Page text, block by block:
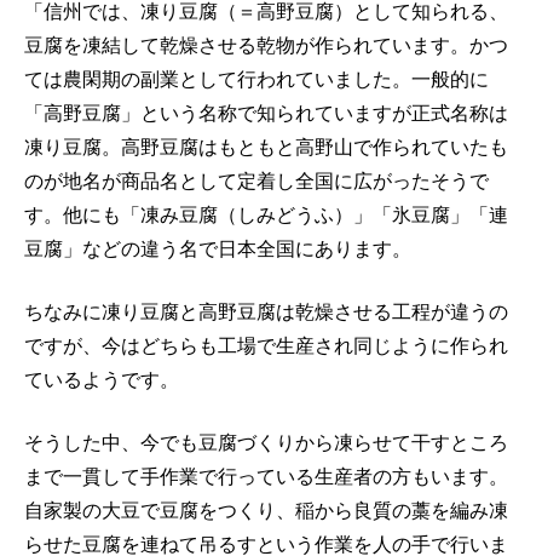
「信州では、凍り豆腐（＝高野豆腐）として知られる、
豆腐を凍結して乾燥させる乾物が作られています。かつ
ては農閑期の副業として行われていました。一般的に
「高野豆腐」という名称で知られていますが正式名称は
凍り豆腐。高野豆腐はもともと高野山で作られていたも
のが地名が商品名として定着し全国に広がったそうで
す。他にも「凍み豆腐（しみどうふ）」「氷豆腐」「連
豆腐」などの違う名で日本全国にあります。
ちなみに凍り豆腐と高野豆腐は乾燥させる工程が違うの
ですが、今はどちらも工場で生産され同じように作られ
ているようです。
そうした中、今でも豆腐づくりから凍らせて干すところ
まで一貫して手作業で行っている生産者の方もいます。
自家製の大豆で豆腐をつくり、稲から良質の藁を編み凍
らせた豆腐を連ねて吊るすという作業を人の手で行いま